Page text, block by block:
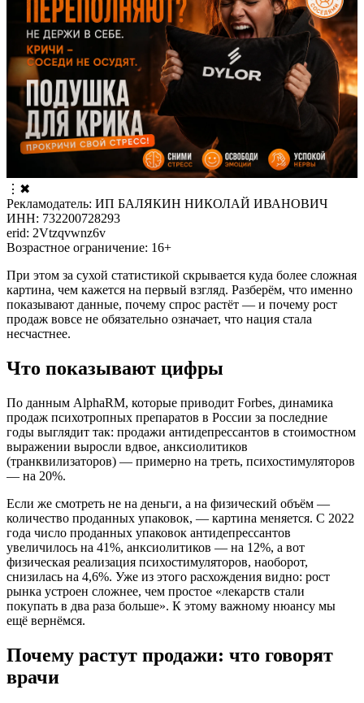
⋮ ✖
Рекламодатель: ИП БАЛЯКИН НИКОЛАЙ ИВАНОВИЧ
ИНН: 732200728293
erid: 2Vtzqvwnz6v
Возрастное ограничение: 16+
При этом за сухой статистикой скрывается куда более сложная
картина, чем кажется на первый взгляд. Разберём, что именно
показывают данные, почему спрос растёт — и почему рост
продаж вовсе не обязательно означает, что нация стала
несчастнее.
Что показывают цифры
По данным AlphaRM, которые приводит Forbes, динамика
продаж психотропных препаратов в России за последние
годы выглядит так: продажи антидепрессантов в стоимостном
выражении выросли вдвое, анксиолитиков
(транквилизаторов) — примерно на треть, психостимуляторов
— на 20%.
Если же смотреть не на деньги, а на физический объём —
количество проданных упаковок, — картина меняется. С 2022
года число проданных упаковок антидепрессантов
увеличилось на 41%, анксиолитиков — на 12%, а вот
физическая реализация психостимуляторов, наоборот,
снизилась на 4,6%. Уже из этого расхождения видно: рост
рынка устроен сложнее, чем простое «лекарств стали
покупать в два раза больше». К этому важному нюансу мы
ещё вернёмся.
Почему растут продажи: что говорят
врачи